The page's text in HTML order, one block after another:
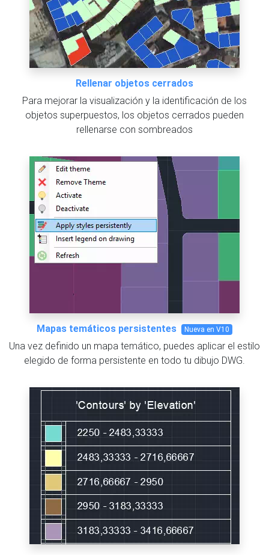
Rellenar objetos cerrados
Para mejorar la visualización y la identificación de los
objetos superpuestos, los objetos cerrados pueden
rellenarse con sombreados
Mapas temáticos persistentes Nueva en V10
Una vez definido un mapa temático, puedes aplicar el estilo
elegido de forma persistente en todo tu dibujo DWG.